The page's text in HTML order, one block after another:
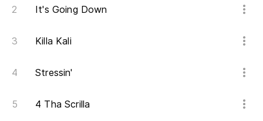
It's Going Down
Killa Kali
Stressin'
4 Tha Scrilla